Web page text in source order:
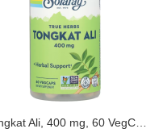
Tongkat Ali, 400 mg, 60 VegCaps Solaray